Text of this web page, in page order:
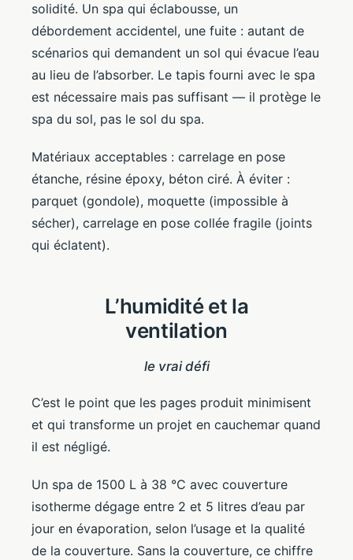
solidité. Un spa qui éclabousse, un
débordement accidentel, une fuite : autant de
scénarios qui demandent un sol qui évacue l’eau
au lieu de l’absorber. Le tapis fourni avec le spa
est nécessaire mais pas suffisant — il protège le
spa du sol, pas le sol du spa.
Matériaux acceptables : carrelage en pose
étanche, résine époxy, béton ciré. À éviter :
parquet (gondole), moquette (impossible à
sécher), carrelage en pose collée fragile (joints
qui éclatent).
L’humidité et la
ventilation
le vrai défi
C’est le point que les pages produit minimisent
et qui transforme un projet en cauchemar quand
il est négligé.
Un spa de 1500 L à 38 °C avec couverture
isotherme dégage entre 2 et 5 litres d’eau par
jour en évaporation, selon l’usage et la qualité
de la couverture. Sans la couverture, ce chiffre